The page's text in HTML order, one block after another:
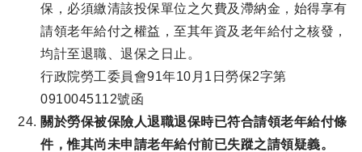
保，必須繳清該投保單位之欠費及滯納金，始得享有
請領老年給付之權益，至其年資及老年給付之核發，
均計至退職、退保之日止。
行政院勞工委員會91年10月1日勞保2字第
0910045112號函
關於勞保被保險人退職退保時已符合請領老年給付條
件，惟其尚未申請老年給付前已失蹤之請領疑義。